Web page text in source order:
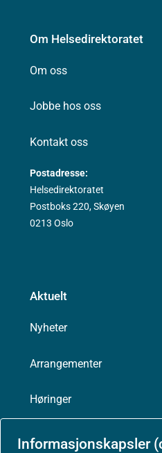
Informasjonskapsler
Om Helsedirektoratet
Om oss
Jobbe hos oss
Kontakt oss
Postadresse:
Helsedirektoratet
Postboks 220, Skøyen
0213 Oslo
Aktuelt
Nyheter
Arrangementer
Høringer
Presse